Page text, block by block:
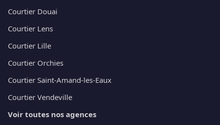
Courtier Douai
Courtier Lens
Courtier Lille
Courtier Orchies
Courtier Saint-Amand-les-Eaux
Courtier Vendeville
Voir toutes nos agences